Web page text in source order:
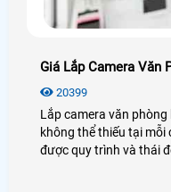
Giá Lắp Camera Văn
20399
Lắp camera văn
không thể thiếu tại mỗi
được quy trình và thái